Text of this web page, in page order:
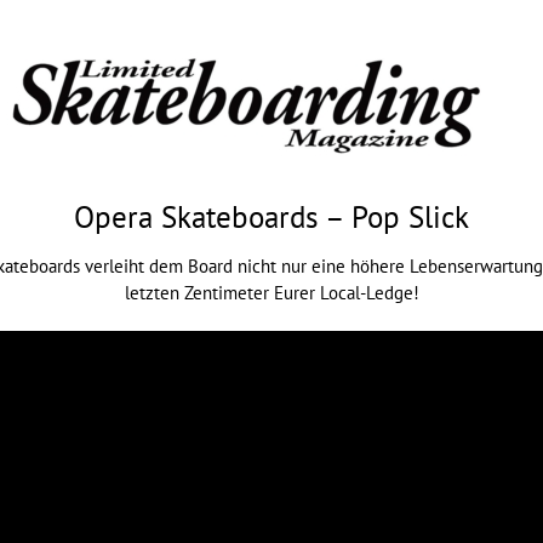
Opera Skateboards – Pop Slick
verleiht dem Board nicht nur eine höhere
letzten Zentimeter Eurer Local-Ledge!